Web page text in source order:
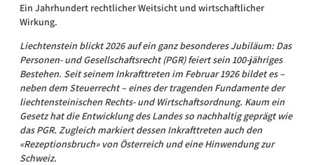
Ein Jahrhundert rechtlicher Weitsicht und wirtschaftlicher
Wirkung.
Liechtenstein blickt 2026 auf ein ganz besonderes Jubiläum: Das
Personen- und Gesellschaftsrecht (PGR) feiert sein 100-jähriges
Bestehen. Seit seinem Inkrafttreten im Februar 1926 bildet es –
neben dem Steuerrecht – eines der tragenden Fundamente der
liechtensteinischen Rechts- und Wirtschaftsordnung. Kaum ein
Gesetz hat die Entwicklung des Landes so nachhaltig geprägt wie
das PGR. Zugleich markiert dessen Inkrafttreten auch den
«Rezeptionsbruch» von Österreich und eine Hinwendung zur
Schweiz.